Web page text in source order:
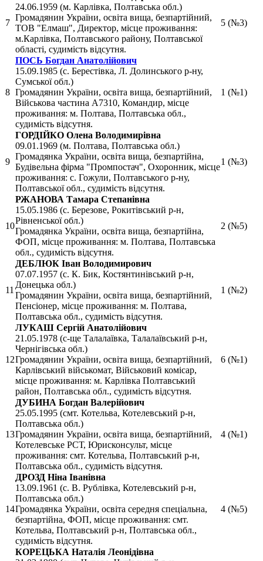
7
24.06.1959 (м. Карлівка, Полтавська обл.)
Громадянин України, освіта вища, безпартійний,
ТОВ "Елмаш", Директор, місце проживання:
м.Карлівка, Полтавського району, Полтавської
області, судимість відсутня.
5 (№3)
8
ПОСЬ Богдан Анатолійович
15.09.1985 (с. Берестівка, Л. Долинського р-ну,
Сумської обл.)
Громадянин України, освіта вища, безпартійний,
Військова частина А7310, Командир, місце
проживання: м. Полтава, Полтавська обл.,
судимість відсутня.
1 (№1)
9
ГОРДІЙКО Олена Володимирівна
09.01.1969 (м. Полтава, Полтавська обл.)
Громадянка України, освіта вища, безпартійна,
Будівельна фірма "Промпостач", Охоронник, місце
проживання: с. Гожули, Полтавського р-ну,
Полтавської обл., судимість відсутня.
1 (№3)
10
РЖАНОВА Тамара Степанівна
15.05.1986 (с. Березове, Рокитівський р-н,
Рівненської обл.)
Громадянка України, освіта вища, безпартійна,
ФОП, місце проживання: м. Полтава, Полтавська
обл., судимість відсутня.
2 (№5)
11
ДЕБЛЮК Іван Володимирович
07.07.1957 (с. К. Бик, Костянтинівський р-н,
Донецька обл.)
Громадянин України, освіта вища, безпартійний,
Пенсіонер, місце проживання: м. Полтава,
Полтавська обл., судимість відсутня.
1 (№2)
12
ЛУКАШ Сергій Анатолійович
21.05.1978 (с-ще Талалаївка, Талалаївський р-н,
Чернігівська обл.)
Громадянин України, освіта вища, безпартійний,
Карлівський військомат, Військовий комісар,
місце проживання: м. Карлівка Полтавський
район, Полтавська обл., судимість відсутня.
6 (№1)
13
ДУБИНА Богдан Валерійович
25.05.1995 (смт. Котельва, Котелевський р-н,
Полтавська обл.)
Громадянин України, освіта вища, безпартійний,
Котелевське РСТ, Юрисконсульт, місце
проживання: смт. Котельва, Полтавський р-н,
Полтавська обл., судимість відсутня.
4 (№1)
14
ДРОЗД Ніна Іванівна
13.09.1961 (с. В. Рублівка, Котелевський р-н,
Полтавська обл.)
Громадянка України, освіта середня спеціальна,
безпартійна, ФОП, місце проживання: смт.
Котельва, Полтавський р-н, Полтавська обл.,
судимість відсутня.
4 (№5)
КОРЕЦЬКА Наталія Леонідівна